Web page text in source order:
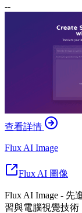
--
查看詳情
Flux AI Image
Flux AI 圖像
Flux AI Image - 先
習與電腦視覺技術